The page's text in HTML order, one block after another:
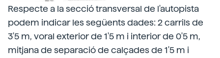
Respecte a la secció transversal de l'autopista
podem indicar les següents dades: 2 carrils de
3'5 m, voral exterior de 1'5 m i interior de 0'5 m,
mitjana de separació de calçades de 1'5 m i